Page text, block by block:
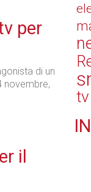
per
di un
novembre,
il
tv
IN